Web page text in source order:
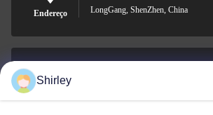
Endereço
LongGang, ShenZhen, China
Shirley